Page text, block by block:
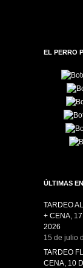
EL PERRO
ÚLTIMAS
TARDEO
+ CENA,
2026
15 de julio
TARDEO
CENA, 10